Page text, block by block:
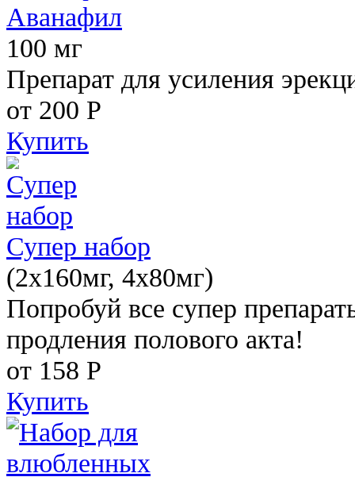
Аванафил
100 мг
Препарат для усиления
от 200 Р
Купить
Супер набор
(2х160мг, 4х80мг)
Попробуй все супер
продления полового акта!
от 158 Р
Купить